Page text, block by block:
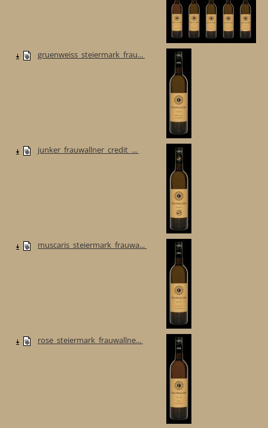
gruenweiss_steiermark_frau...
junker_frauwallner_credit_...
muscaris_steiermark_frauwa...
rose_steiermark_frauwallne...